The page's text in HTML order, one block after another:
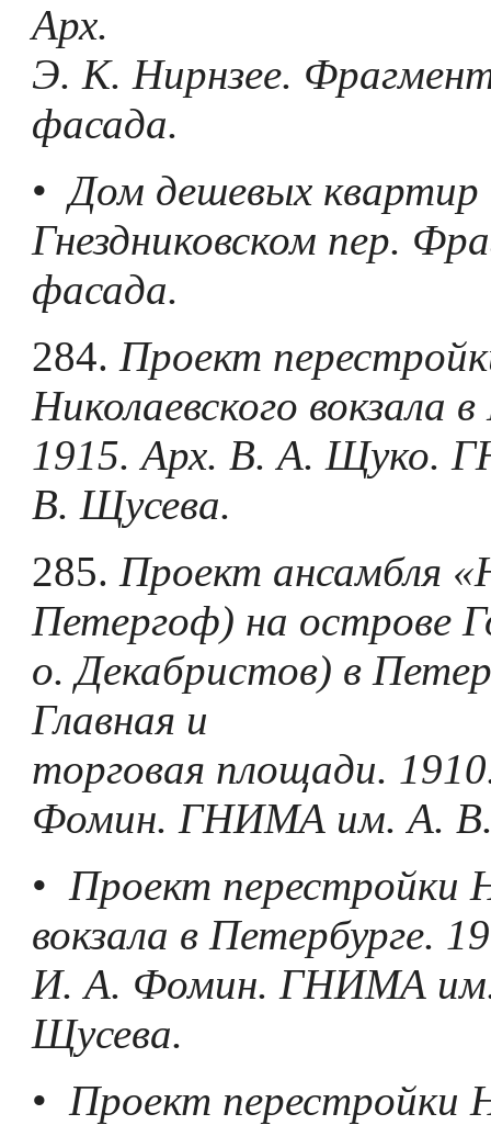
Арх.
Э. К. Нирнзее.
фасада.
•Дом дешевых квартир
Гнездниковском пер.
фасада.
284. Проект
Николаевского вокзала
1915. Арх. B. А. Щуко.
В. Щусева.
285. Проект ансамбля
Петергоф) на острове
о. Декабристов) в
Главная и
торговая площади.
Фомин. ГНИМА им. А.
• Проект перестройки
вокзала в Петербурге.
И. А. Фомин. ГНИМА
Щусева.
• Проект перестройки